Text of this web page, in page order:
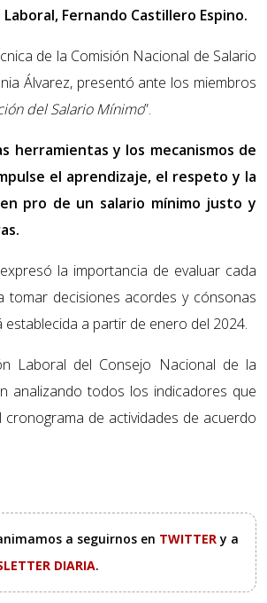
Fernando Castillero Espino.
de la Comisión Nacional de Salario
Álvarez, presentó ante los miembros
del Salario Mínimo”.
herramientas y los mecanismos de
el aprendizaje, el respeto y la
pro de un salario mínimo justo y
la importancia de evaluar cada
decisiones acordes y cónsonas
a partir de enero del 2024.
Laboral del Consejo Nacional de la
analizando todos los indicadores que
de actividades de acuerdo
a seguirnos en TWITTERy a
DIARIA.